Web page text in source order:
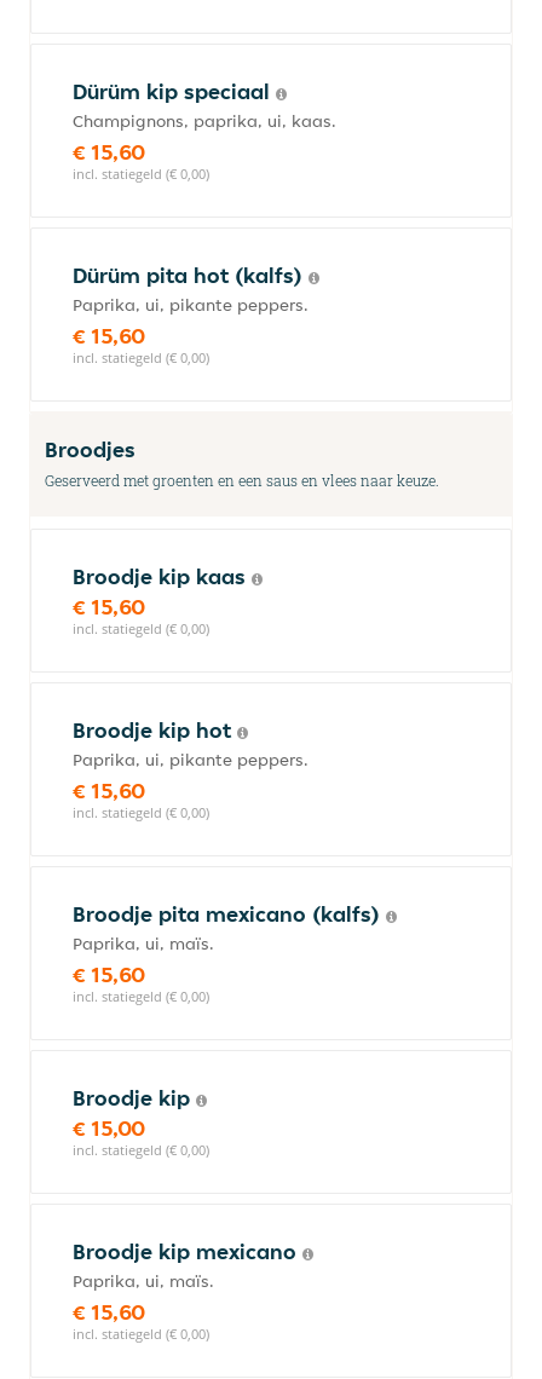
Dürüm kip speciaal
Champignons, paprika, ui, kaas.
€ 15,60
incl. statiegeld (€ 0,00)
Dürüm pita hot (kalfs)
Paprika, ui, pikante peppers.
€ 15,60
incl. statiegeld (€ 0,00)
Broodjes
Geserveerd met groenten en een saus en vlees naar keuze.
Broodje kip kaas
€ 15,60
incl. statiegeld (€ 0,00)
Broodje kip hot
Paprika, ui, pikante peppers.
€ 15,60
incl. statiegeld (€ 0,00)
Broodje pita mexicano (kalfs)
Paprika, ui, maïs.
€ 15,60
incl. statiegeld (€ 0,00)
Broodje kip
€ 15,00
incl. statiegeld (€ 0,00)
Broodje kip mexicano
Paprika, ui, maïs.
€ 15,60
incl. statiegeld (€ 0,00)